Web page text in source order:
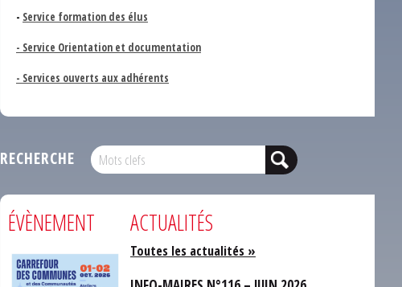
- Service formation des élus
- Service Orientation et documentation
- Services ouverts aux adhérents
RECHERCHE
ÉVÈNEMENT ACTUALITÉS
Toutes les actualités »